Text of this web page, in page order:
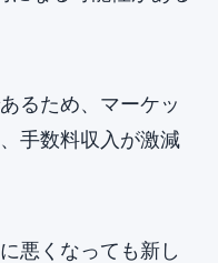
るため、マーケッ
手数料収入が激減
悪くなっても新し